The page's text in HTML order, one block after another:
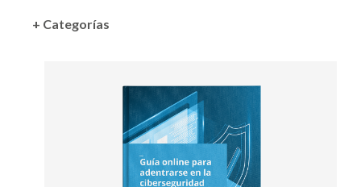
+ Categorías